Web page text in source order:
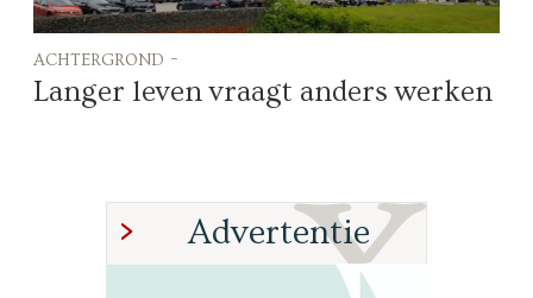
achtergrond -
Langer leven vraagt anders werken
Advertentie